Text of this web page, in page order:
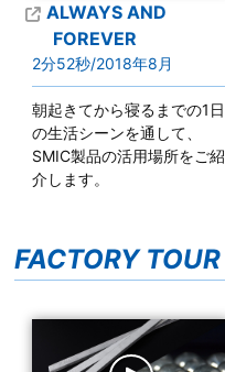
ALWAYS AND
FOREVER
2分52秒/2018年8月
朝起きてから寝るまでの1日
の生活シーンを通して、
SMIC製品の活用場所をご紹
介します。
FACTORY TOUR